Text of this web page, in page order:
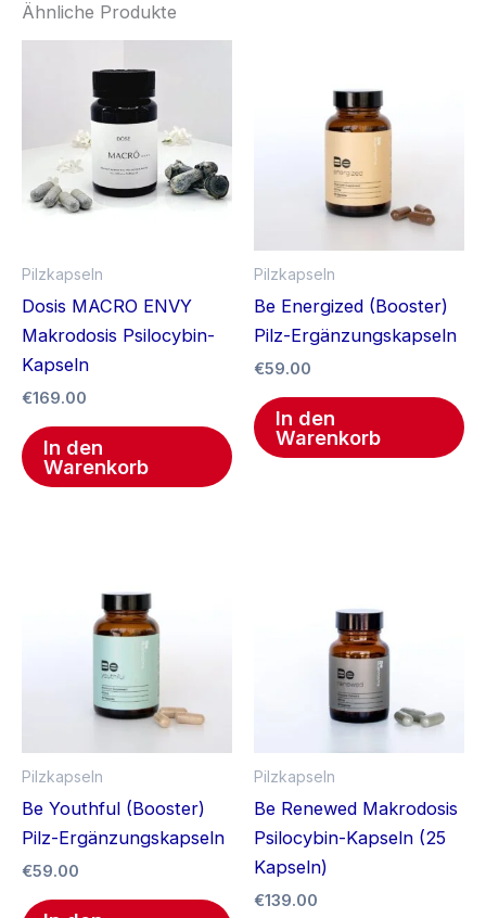
Ähnliche Produkte
Pilzkapseln
Dosis MACRO ENVY
Makrodosis Psilocybin-
Kapseln
€169.00
In den
Warenkorb
Pilzkapseln
Be Energized (Booster)
Pilz-Ergänzungskapseln
€59.00
In den
Warenkorb
Pilzkapseln
Be Youthful (Booster)
Pilz-Ergänzungskapseln
€59.00
Pilzkapseln
Be Renewed Makrodosis
Psilocybin-Kapseln (25
Kapseln)
€139.00